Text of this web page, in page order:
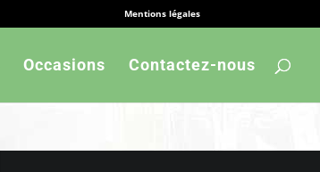
Mentions légales
Occasions Contactez-nous